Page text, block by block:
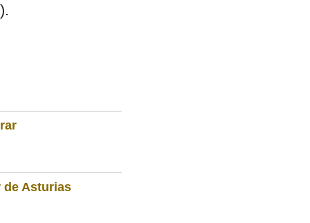
de Asturias